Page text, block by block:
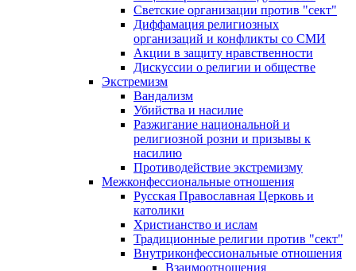
Светские организации против "сект"
Диффамация религиозных
организаций и конфликты со СМИ
Акции в защиту нравственности
Дискуссии о религии и обществе
Экстремизм
Вандализм
Убийства и насилие
Разжигание национальной и
религиозной розни и призывы к
насилию
Противодействие экстремизму
Межконфессиональные отношения
Русская Православная Церковь и
католики
Христианство и ислам
Традиционные религии против "сект"
Внутриконфессиональные отношения
Взаимоотношения